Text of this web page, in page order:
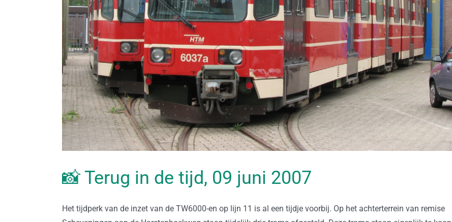
📸 Terug in de tijd, 09 juni 2007
Het tijdperk van de inzet van de TW6000-en op lijn 11 is al een tijdje voorbij. Op het achterterrein van remise